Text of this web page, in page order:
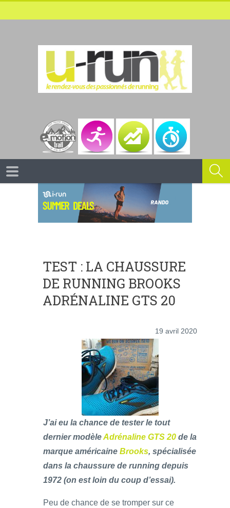
TEST : LA CHAUSSURE
DE RUNNING BROOKS
ADRÉNALINE GTS 20
19 avril 2020
J’ai eu la chance de tester le tout
dernier modèleAdrénaline GTS 20 de la
marque américaine Brooks, spécialisée
dans la chaussure de running depuis
1972 (on est loin du coup d’essai).
Peu de chance de se tromper sur ce